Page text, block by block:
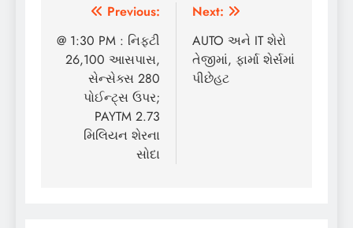
Post
navigation
Previous:
@ 1:30 PM : નિફ્ટી
26,100 આસપાસ,
સેન્સેક્સ 280
પોઈન્ટ્સ ઉપર;
PAYTM 2.73
મિલિયન શેરના
સોદા
Next:
AUTO અને IT શેરો
તેજીમાં, ફાર્મા શેર્સમાં
પીછેહટ